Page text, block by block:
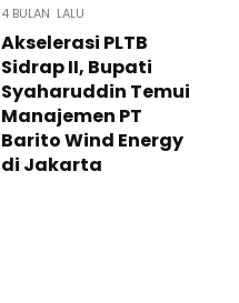
4 BULAN LALU
Akselerasi PLTB
Sidrap II, Bupati
Syaharuddin Temui
Manajemen PT
Barito Wind Energy
di Jakarta